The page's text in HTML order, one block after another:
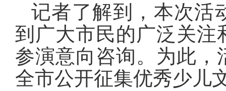
记者了解到，本次活
到广大市民的广泛关
参演意向咨询。为此
全市公开征集优秀少儿